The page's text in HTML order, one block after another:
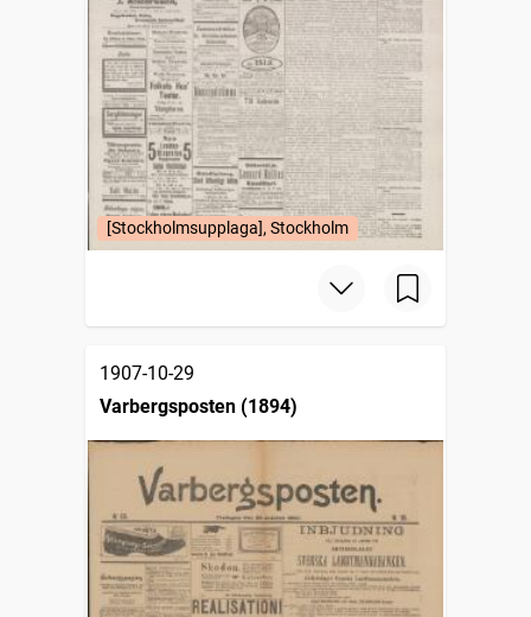
[Stockholmsupplaga], Stockholm
1907-10-29
Varbergsposten (1894)